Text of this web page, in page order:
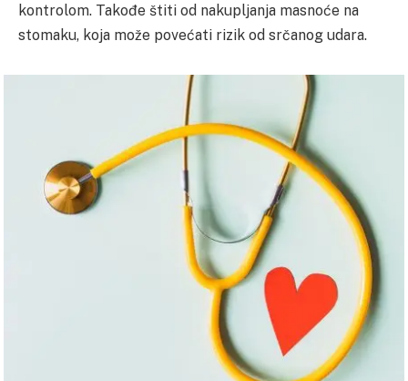
kontrolom. Takođe štiti od nakupljanja masnoće na
stomaku, koja može povećati rizik od srčanog udara.